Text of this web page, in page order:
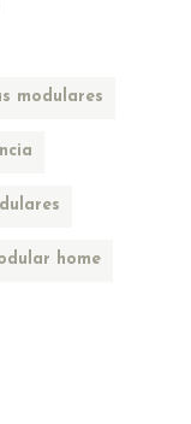
modulares
home